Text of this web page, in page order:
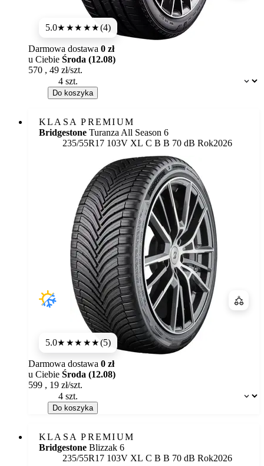
5.0★★★★★(4)
Dostępność:
Darmowa dostawa 0 zł
u Ciebie Środa (12.08)
570 , 49 zł/szt.
Do koszyka
KLASA PREMIUM
Bridgestone Turanza All Season 6
235/55R17 103V XL Etykieta:
C B B 70 dB Rok2026
5.0★★★★★(5)
Dostępność:
Darmowa dostawa 0 zł
u Ciebie Środa (12.08)
599 , 19 zł/szt.
Do koszyka
KLASA PREMIUM
Bridgestone Blizzak 6
235/55R17 103V XL Etykieta:
C B B 70 dB Rok2026